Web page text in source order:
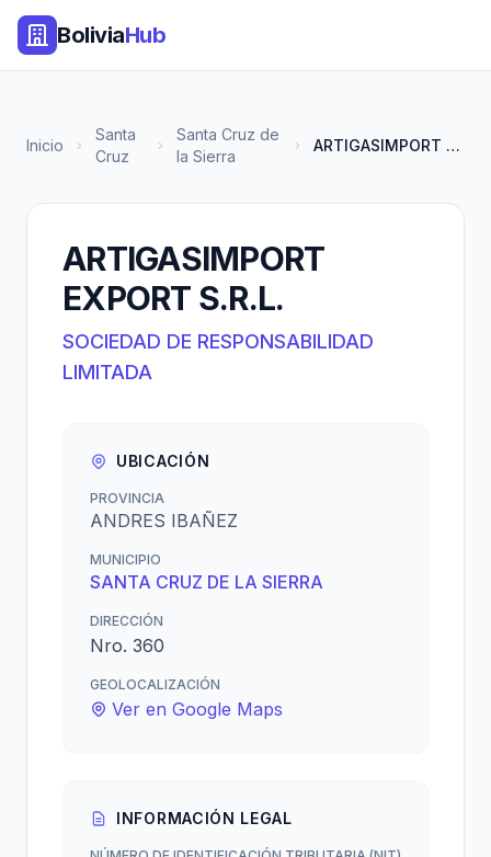
BoliviaHub
Inicio
Santa
Cruz
Santa Cruz de
la Sierra
ARTIGASIMPORT EXPORT S.R.L.
ARTIGASIMPORT
EXPORT S.R.L.
SOCIEDAD DE RESPONSABILIDAD
LIMITADA
UBICACIÓN
PROVINCIA
ANDRES IBAÑEZ
MUNICIPIO
SANTA CRUZ DE LA SIERRA
DIRECCIÓN
Nro. 360
GEOLOCALIZACIÓN
Ver en Google Maps
INFORMACIÓN LEGAL